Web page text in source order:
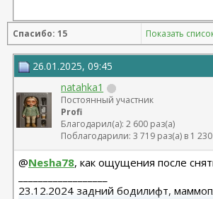
Спасибо: 15 Показать
26.01.2025, 09:45
natahka1
Постоянный участник
Profi
Благодарил(а): 2 600 раз(а)
Поблагодарили: 3 719 раз(а) в 1
@Nesha78, как ощущения после
23.12.2024 задний бодилифт,